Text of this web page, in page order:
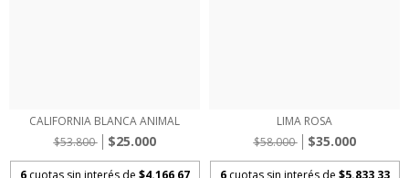
CALIFORNIA BLANCA ANIMAL
$53.800
$25.000
6 cuotas sin interés de $4.166,67
LIMA ROSA
$58.000
$35.000
6 cuotas sin interés de $5.833,33